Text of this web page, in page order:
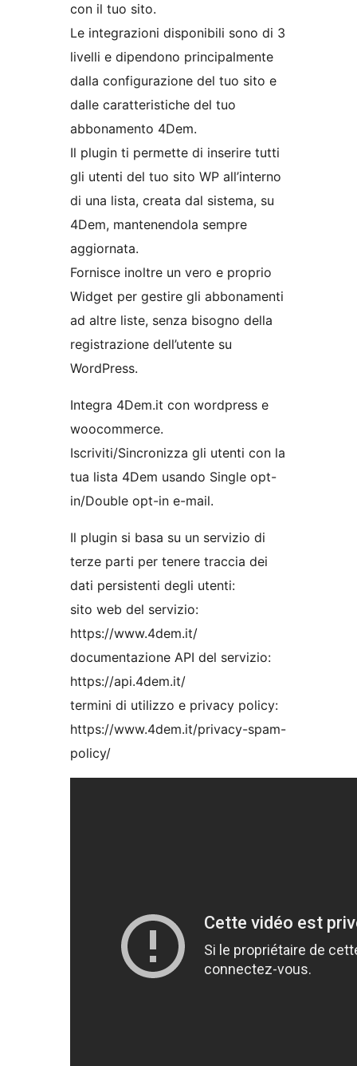
con il tuo sito.
Le integrazioni disponibili sono di 3
livelli e dipendono principalmente
dalla configurazione del tuo sito e
dalle caratteristiche del tuo
abbonamento 4Dem.
Il plugin ti permette di inserire tutti
gli utenti del tuo sito WP all’interno
di una lista, creata dal sistema, su
4Dem, mantenendola sempre
aggiornata.
Fornisce inoltre un vero e proprio
Widget per gestire gli abbonamenti
ad altre liste, senza bisogno della
registrazione dell’utente su
WordPress.
Integra 4Dem.it con wordpress e
woocommerce.
Iscriviti/Sincronizza gli utenti con la
tua lista 4Dem usando Single opt-
in/Double opt-in e-mail.
Il plugin si basa su un servizio di
terze parti per tenere traccia dei
dati persistenti degli utenti:
sito web del servizio:
https://www.4dem.it/
documentazione API del servizio:
https://api.4dem.it/
termini di utilizzo e privacy policy:
https://www.4dem.it/privacy-spam-
policy/